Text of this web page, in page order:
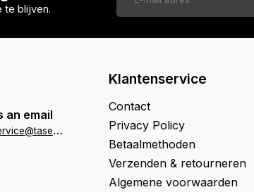
te blijven.
an email
k
lantenservice@tasenik.nl
Klantenservice
Contact
Privacy Policy
Betaalmethoden
Verzenden & retourneren
Algemene voorwaarden